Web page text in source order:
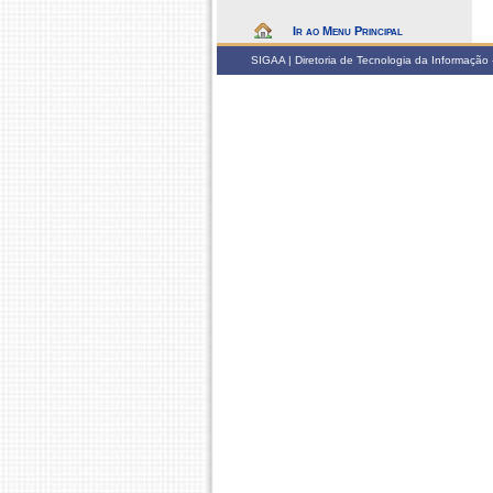
Ir ao Menu Principal
SIGAA | Diretoria de Tecnologia da